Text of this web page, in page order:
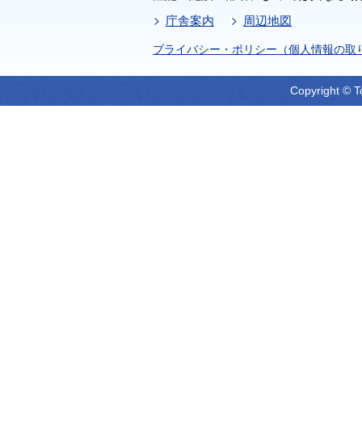
庁舎案内
周辺地図
プライバシー・ポリシー（個人情報の取
Copyright ©